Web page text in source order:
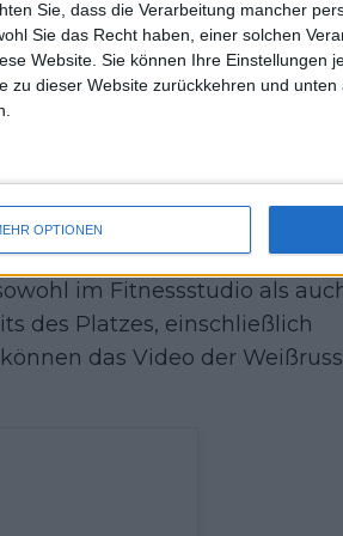
Sie, dass die Verarbeitung mancher
Sie das Recht haben, einer solchen
Website. Sie können Ihre Einstellungen
zu dieser Website zurückkehren und
OPTIONEN
Verpflichtung von Anton
Nummer 1 der Welt als
jedoch zu Beginn des Jahres
dies auf dem Platz zu
im Fitnessstudio als
des Platzes, einschließlich
das Video der